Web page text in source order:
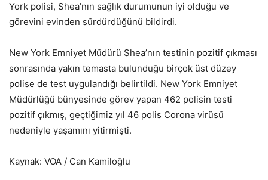
York polisi, Shea’nın sağlık durumunun iyi olduğu ve
görevini evinden sürdürdüğünü bildirdi.
New York Emniyet Müdürü Shea’nın testinin pozitif çıkması
sonrasında yakın temasta bulunduğu birçok üst düzey
polise de test uygulandığı belirtildi. New York Emniyet
Müdürlüğü bünyesinde görev yapan 462 polisin testi
pozitif çıkmış, geçtiğimiz yıl 46 polis Corona virüsü
nedeniyle yaşamını yitirmişti.
Kaynak: VOA / Can Kamiloğlu